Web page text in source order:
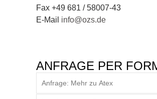
Fax +49 681 / 58007-43
E-Mail info@ozs.de
ANFRAGE PER